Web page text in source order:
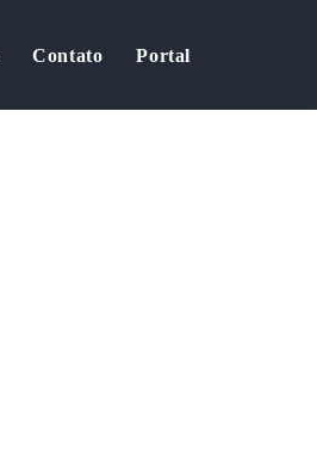
Contato Portal